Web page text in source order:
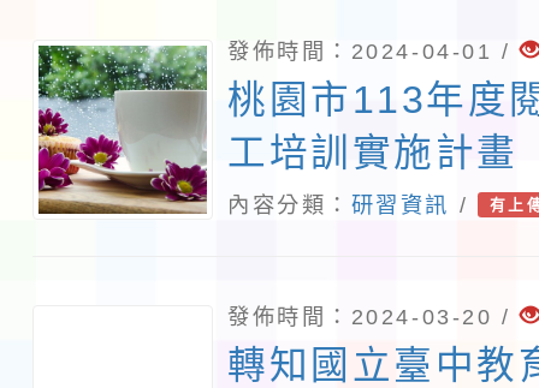
發佈時間：2024-04-01 /
桃園市113年度
工培訓實施計畫
內容分類： 研習資訊 / 有上
發佈時間：2024-03-20 /
轉知國立臺中教